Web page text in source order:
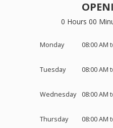
0 Hours 00
Monday 08:00 AM
Tuesday 08:00 AM
Wednesday 08:00 AM
Thursday 08:00 AM